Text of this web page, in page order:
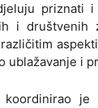
priznati
i društvenih
ublažavanje i
koordinirao